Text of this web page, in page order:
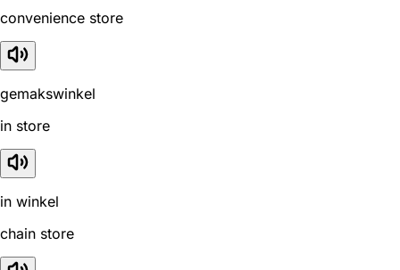
convenience store
gemakswinkel
in store
in winkel
chain store